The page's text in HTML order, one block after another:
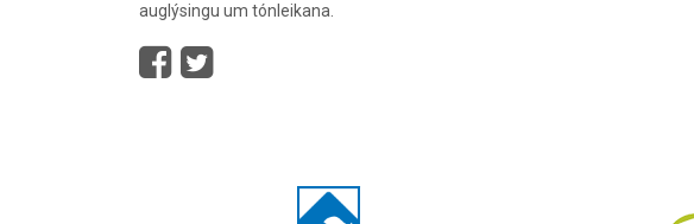
auglýsingu um tónleikana.